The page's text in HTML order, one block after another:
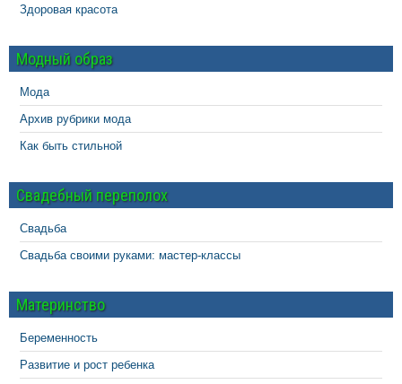
Здоровая красота
Модный образ
Мода
Архив рубрики мода
Как быть стильной
Свадебный переполох
Свадьба
Свадьба своими руками: мастер-классы
Материнство
Беременность
Развитие и рост ребенка